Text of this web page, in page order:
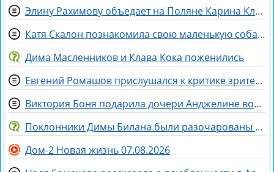
Элину Рахимову объедает на Поляне Карина Клочкова
Катя Скалон познакомила свою маленькую собаку Еву с большим другом Женей
Дима Масленников и Клава Кока поженились
Евгений Ромашов прислушался к критике зрителей Дома 2 и сменил причёску
Виктория Боня подарила дочери Анджелине волшебного коня
Поклонники Димы Билана были разочарованы его последним концертом
Дом-2 Новая жизнь 07.08.2026